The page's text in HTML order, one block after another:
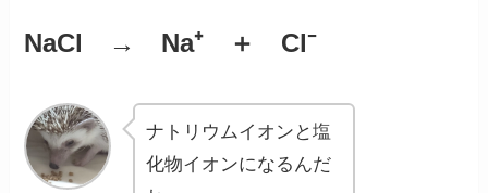
NaCl → Na⁺ ＋ Cl⁻
ナトリウムイオンと塩
化物イオンになるんだ